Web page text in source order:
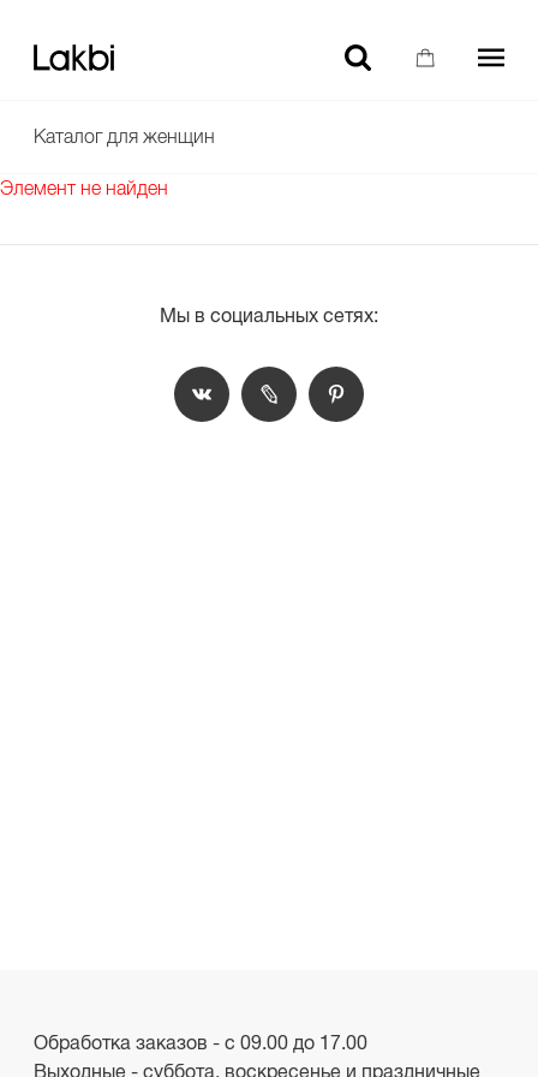
Каталог для женщин
Элемент не найден
Мы в социальных сетях:
Обработка заказов - с 09.00 до 17.00
Выходные - суббота, воскресенье и праздничные